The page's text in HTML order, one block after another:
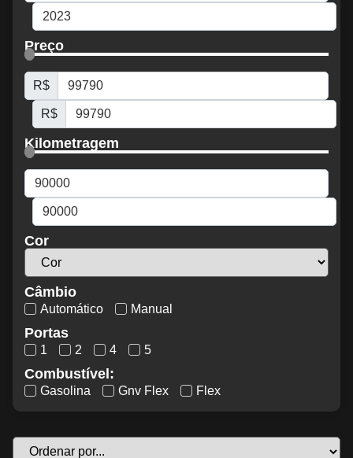
Preço
R$
R$
Kilometragem
Cor
Câmbio
Automático Manual
Portas
1 2 4 5
Combustível:
Gasolina Gnv Flex Flex